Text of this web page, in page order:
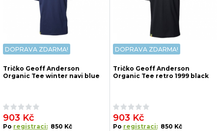
DOPRAVA ZDARMA!
Tričko Geoff Anderson
Organic Tee winter navi blue
903 Kč
Po registraci: 850 Kč
DOPRAVA ZDARMA!
Tričko Geoff Anderson
Organic Tee retro 1999 black
903 Kč
Po registraci: 850 Kč